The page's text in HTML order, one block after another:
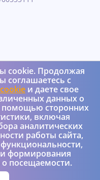
cookie. Продолжая
соглашаетесь с
и даете свое
данных о
помощью сторонних
включая
аналитических
работы сайта,
формирования
о посещаемости.
петербург, ул
Ltd